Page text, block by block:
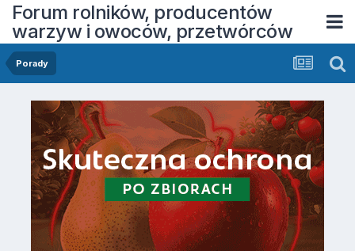
Forum rolników, producentów
warzyw i owoców, przetwórców
Porady